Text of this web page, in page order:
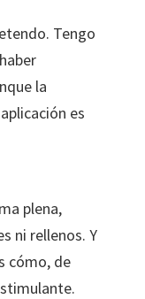
Tengo
la
es
plena,
ni rellenos. Y
cómo, de